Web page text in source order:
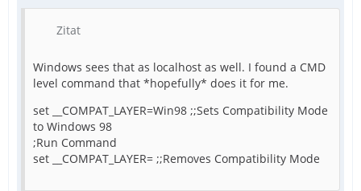
Zitat
Windows sees that as localhost as well. I found a CMD
level command that *hopefully* does it for me.
set __COMPAT_LAYER=Win98 ;;Sets Compatibility Mode
to Windows 98
;Run Command
set __COMPAT_LAYER= ;;Removes Compatibility Mode